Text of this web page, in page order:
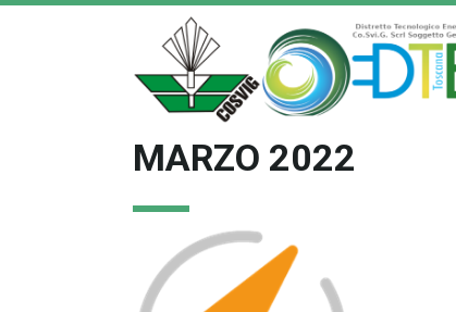
MARZO 2022